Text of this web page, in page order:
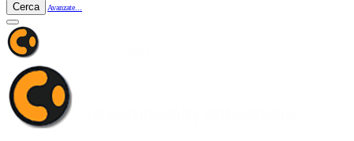
Cerca Avanzate...